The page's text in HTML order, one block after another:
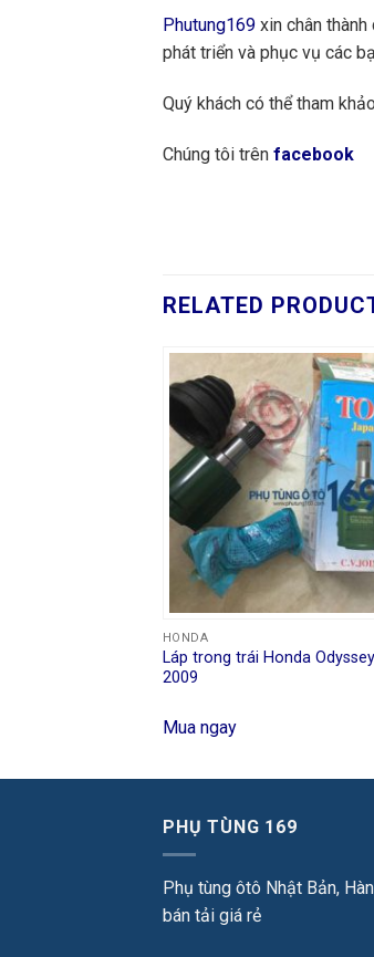
Phutung169 xin chân
phát triển và phục vụ các
Quý khách có thể tham
Chúng tôi trên facebook
RELATED
HONDA
Láp trong trái Honda
2009
Mua ngay
PHỤ TÙNG 169
Phụ tùng ôtô Nhật Bản,
bán tải giá rẻ